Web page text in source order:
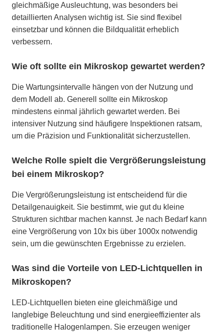
gleichmäßige Ausleuchtung, was besonders bei
detaillierten Analysen wichtig ist. Sie sind flexibel
einsetzbar und können die Bildqualität erheblich
verbessern.
Wie oft sollte ein Mikroskop gewartet werden?
Die Wartungsintervalle hängen von der Nutzung und
dem Modell ab. Generell sollte ein Mikroskop
mindestens einmal jährlich gewartet werden. Bei
intensiver Nutzung sind häufigere Inspektionen ratsam,
um die Präzision und Funktionalität sicherzustellen.
Welche Rolle spielt die Vergrößerungsleistung
bei einem Mikroskop?
Die Vergrößerungsleistung ist entscheidend für die
Detailgenauigkeit. Sie bestimmt, wie gut du kleine
Strukturen sichtbar machen kannst. Je nach Bedarf kann
eine Vergrößerung von 10x bis über 1000x notwendig
sein, um die gewünschten Ergebnisse zu erzielen.
Was sind die Vorteile von LED-Lichtquellen in
Mikroskopen?
LED-Lichtquellen bieten eine gleichmäßige und
langlebige Beleuchtung und sind energieeffizienter als
traditionelle Halogenlampen. Sie erzeugen weniger